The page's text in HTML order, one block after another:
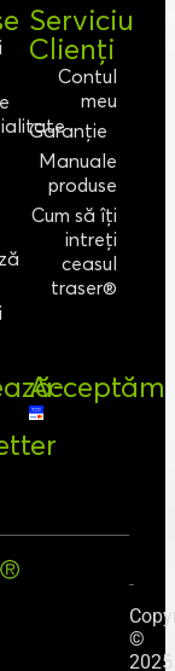
Serviciu
Clienți
Contul
meu
Garanție
Manuale
produse
Cum să îți
intreți
ceasul
traser®
Acceptăm
©
2025